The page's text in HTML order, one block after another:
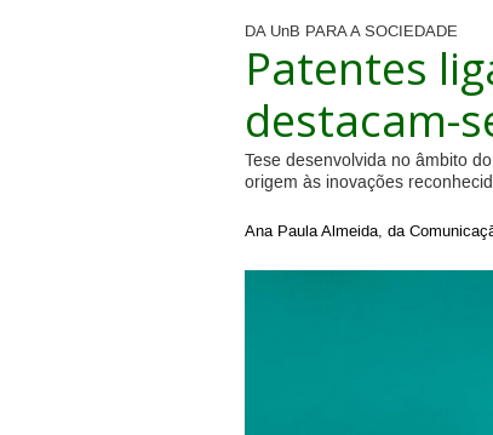
DA UnB PARA A SOCIEDADE
Patentes
destacam-
Tese desenvolvida no âmbito
origem às inovações
Ana Paula Almeida, da